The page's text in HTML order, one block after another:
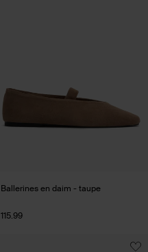
Ballerines en daim - taupe
115.99